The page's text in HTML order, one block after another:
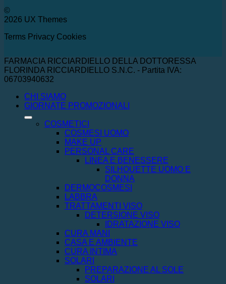
©
2026 UX Themes
Terms Privacy Cookies
FARMACIA RICCIARDIELLO DELLA DOTTORESSA
FLORINDA RICCIARDIELLO S.N.C. - Partita IVA:
06703940632
CHI SIAMO
GIORNATE PROMOZIONALI
COSMETICI
COSMESI UOMO
MAKE UP
PERSONAL CARE
LINEA E BENESSERE
SILHOUETTE UOMO E
DONNA
DERMOCOSMESI
LABBRA
TRATTAMENTI VISO
DETERSIONE VISO
IDRATAZIONE VISO
CURA MANI
CASA E AMBIENTE
CURA INTIMA
SOLARI
PREPARAZIONE AL SOLE
SOLARI